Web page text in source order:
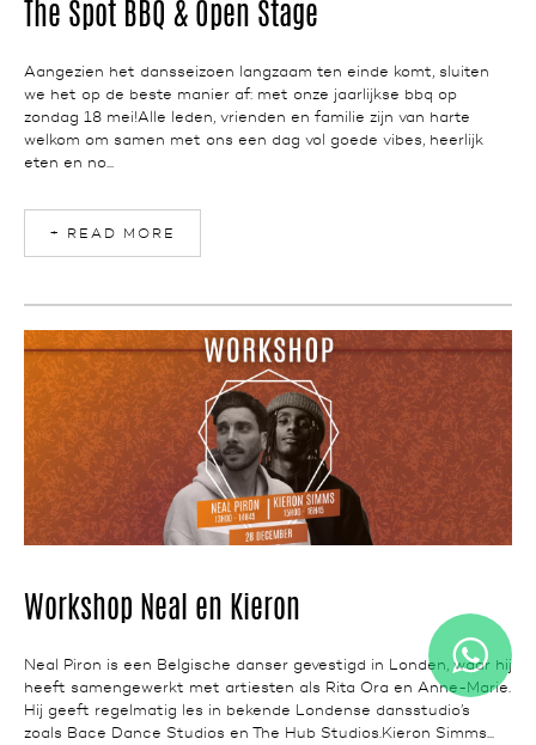
NEWS
The Spot BBQ & Open Stage
Aangezien het dansseizoen langzaam ten einde komt, sluiten
we het op de beste manier af: met onze jaarlijkse bbq op
zondag 18 mei!Alle leden, vrienden en familie zijn van harte
welkom om samen met ons een dag vol goede vibes, heerlijk
eten en no...
+ READ MORE
NEWS
Workshop Neal en Kieron
Neal Piron is een Belgische danser gevestigd in Londen, waar hij
heeft samengewerkt met artiesten als Rita Ora en Anne-Marie.
Hij geeft regelmatig les in bekende Londense dansstudio’s
zoals Bace Dance Studios en The Hub Studios.Kieron Simms...